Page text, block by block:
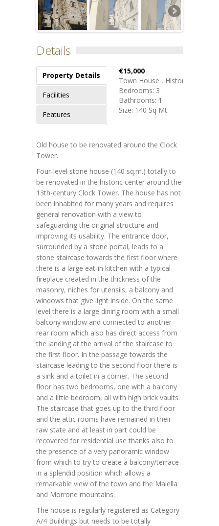
Details
Property Details
Facilities
Features
€15,000
Town House , Historical
Bedrooms: 3
Bathrooms: 1
Size: 140 Sq Mt.
Old house to be renovated around the Clock
Tower.
Four-level stone house (140 sq.m.) totally to
be renovated in the historic center around the
13th-century Clock Tower. The house has not
been inhabited for many years and requires
general renovation with a view to
safeguarding the original structure and
improving its usability. The entrance door,
surrounded by a stone portal, leads to a
stone staircase towards the first floor where
there is a large eat-in kitchen with a typical
fireplace created in the thickness of the
masonry, niches for utensils, a balcony and
windows that give light inside. On the same
level there is a large dining room with a small
balcony window and connected to another
rear room which also has direct access from
the landing at the arrival of the staircase to
the first floor. In the passage towards the
staircase leading to the second floor there is
a sink and a toilet in a corner. The second
floor has two bedrooms, one with a balcony
and a little bedroom, all with high brick vaults.
The staircase that goes up to the third floor
and the attic rooms have remained in their
raw state and at least in part could be
recovered for residential use thanks also to
the presence of a very panoramic window
from which to try to create a balcony/terrace
in a splendid position which allows a
remarkable view of the town and the Maiella
and Morrone mountains.
The house is regularly registered as Category
A/4 Buildings but needs to be totally